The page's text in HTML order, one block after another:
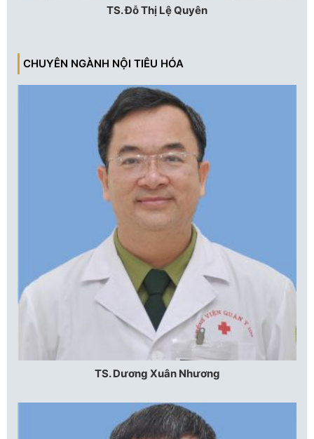
TS. Đỗ Thị Lệ Quyên
CHUYÊN NGÀNH NỘI TIÊU HÓA
TS. Dương Xuân Nhương